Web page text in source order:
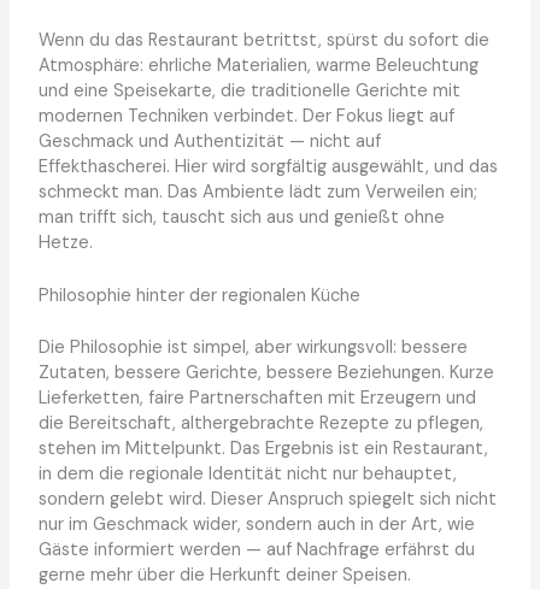
Wenn du das Restaurant betrittst, spürst du sofort die
Atmosphäre: ehrliche Materialien, warme Beleuchtung
und eine Speisekarte, die traditionelle Gerichte mit
modernen Techniken verbindet. Der Fokus liegt auf
Geschmack und Authentizität — nicht auf
Effekthascherei. Hier wird sorgfältig ausgewählt, und das
schmeckt man. Das Ambiente lädt zum Verweilen ein;
man trifft sich, tauscht sich aus und genießt ohne
Hetze.
Philosophie hinter der regionalen Küche
Die Philosophie ist simpel, aber wirkungsvoll: bessere
Zutaten, bessere Gerichte, bessere Beziehungen. Kurze
Lieferketten, faire Partnerschaften mit Erzeugern und
die Bereitschaft, althergebrachte Rezepte zu pflegen,
stehen im Mittelpunkt. Das Ergebnis ist ein Restaurant,
in dem die regionale Identität nicht nur behauptet,
sondern gelebt wird. Dieser Anspruch spiegelt sich nicht
nur im Geschmack wider, sondern auch in der Art, wie
Gäste informiert werden — auf Nachfrage erfährst du
gerne mehr über die Herkunft deiner Speisen.